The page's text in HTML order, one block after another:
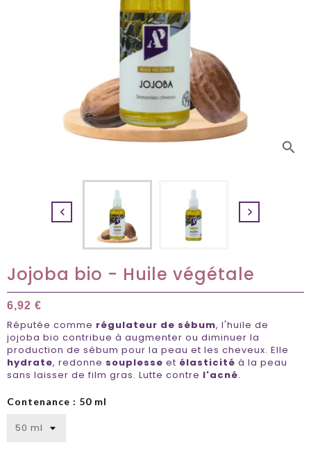
search
 
Jojoba bio - Huile végétale
6,92 €
Réputée comme régulateur de sébum, l'huile de
jojoba bio contribue à augmenter ou diminuer la
production de sébum pour la peau et les cheveux. Elle
hydrate, redonne souplesse et élasticité à la peau
sans laisser de film gras. Lutte contre l'acné.
Contenance : 50 ml